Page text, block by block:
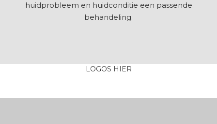
huidprobleem en huidconditie een passende
behandeling.
LOGOS HIER